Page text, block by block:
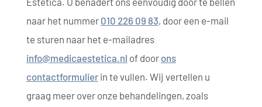
naar het nummer 010 226 09 83, door een e-mail
te sturen naar het e-mailadres
info@medicaestetica.nl of door ons
contactformulierin te vullen. Wij vertellen u
graag meer over onze behandelingen, zoals